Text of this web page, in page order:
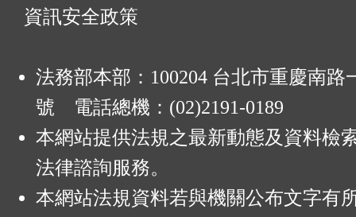
資訊安全政策
法務部本部：100204 台北市重慶南路
號 電話總機：(02)2191-0189
本網站提供法規之最新動態及資料檢
法律諮詢服務。
本網站法規資料若與機關公布文字有